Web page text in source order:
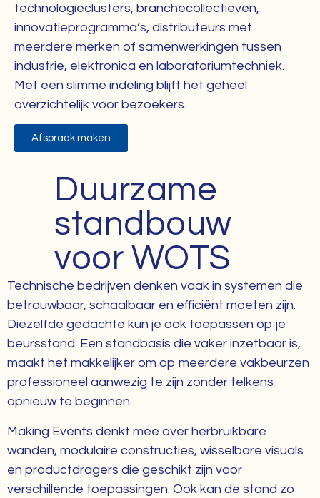
technologieclusters, branchecollectieven,
innovatieprogramma’s, distributeurs met
meerdere merken of samenwerkingen tussen
industrie, elektronica en laboratoriumtechniek.
Met een slimme indeling blijft het geheel
overzichtelijk voor bezoekers.
Afspraak maken
Duurzame
standbouw
voor WOTS
Technische bedrijven denken vaak in systemen die
betrouwbaar, schaalbaar en efficiënt moeten zijn.
Diezelfde gedachte kun je ook toepassen op je
beursstand. Een standbasis die vaker inzetbaar is,
maakt het makkelijker om op meerdere vakbeurzen
professioneel aanwezig te zijn zonder telkens
opnieuw te beginnen.
Making Events denkt mee over herbruikbare
wanden, modulaire constructies, wisselbare visuals
en productdragers die geschikt zijn voor
verschillende toepassingen. Ook kan de stand zo